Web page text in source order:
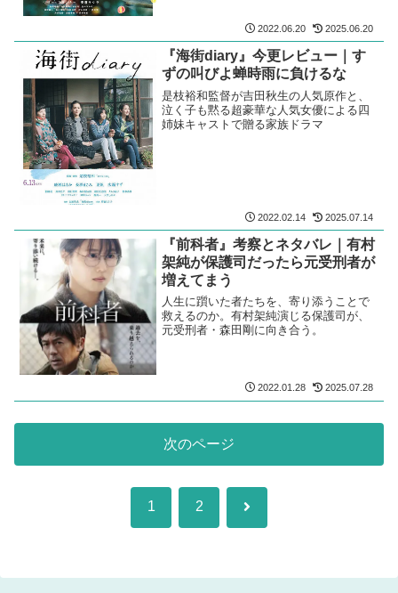
2022.06.20 2025.06.20
『海街diary』今更レビュー｜す
ずの叫びよ蝉時雨に負けるな
是枝裕和監督が吉田秋生の人気原作と、
泣く子も黙る超豪華な人気女優による四
姉妹キャストで贈る家族ドラマ
2022.02.14 2025.07.14
『前科者』考察とネタバレ｜有村
架純が保護司だったら元受刑者が
増えてまう
人生に躓いた者たちを、寄り添うことで
救えるのか。有村架純演じる保護司が、
元受刑者・森田剛に向き合う。
2022.01.28 2025.07.28
次のページ
1 2 次